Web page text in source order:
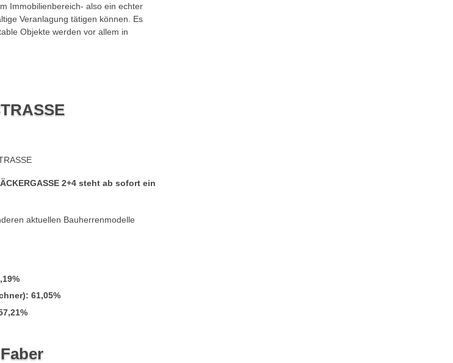
Immobilienbereich- also ein echter
Veranlagung tätigen können. Es
Objekte werden vor allem in
2+4 steht ab sofort ein
aktuellen Bauherrenmodelle
61,05%